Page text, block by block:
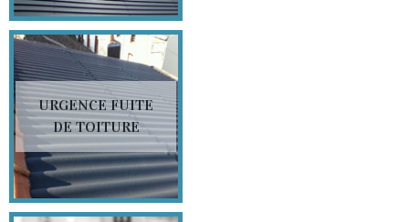
URGENCE FUITE
DE TOITURE